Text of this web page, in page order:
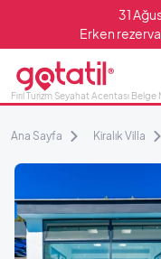
31
Erken
Fırıl Turizm Seyahat Acentası Belge
Ana Sayfa Kiralık Villa